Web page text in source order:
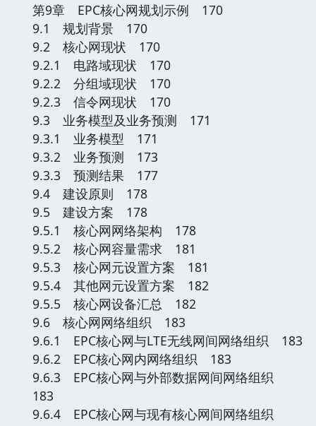
第9章 EPC核心网规划示例 170
9.1 规划背景 170
9.2 核心网现状 170
9.2.1 电路域现状 170
9.2.2 分组域现状 170
9.2.3 信令网现状 170
9.3 业务模型及业务预测 171
9.3.1 业务模型 171
9.3.2 业务预测 173
9.3.3 预测结果 177
9.4 建设原则 178
9.5 建设方案 178
9.5.1 核心网网络架构 178
9.5.2 核心网容量需求 181
9.5.3 核心网元设置方案 181
9.5.4 其他网元设置方案 182
9.5.5 核心网设备汇总 182
9.6 核心网网络组织 183
9.6.1 EPC核心网与LTE无线网间网络组织 183
9.6.2 EPC核心网内网络组织 183
9.6.3 EPC核心网与外部数据网间网络组织
183
9.6.4 EPC核心网与现有核心网间网络组织